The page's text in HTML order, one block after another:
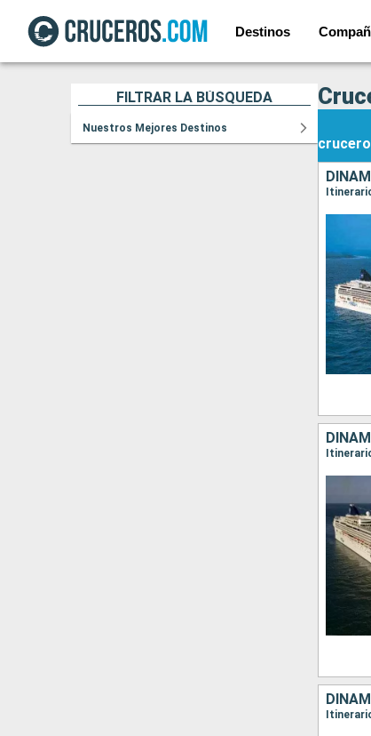
Destinos
FILTRAR LA BÚSQUEDA
Nuestros Mejores Destinos